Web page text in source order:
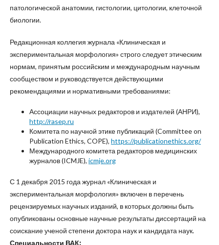
патологической анатомии, гистологии, цитологии, клеточной
биологии.
Редакционная коллегия журнала «Клиническая и
экспериментальная морфология» строго следует этическим
нормам, принятым российским и международным научным
сообществом и руководствуется действующими
рекомендациями и нормативными требованиями:
Ассоциации научных редакторов и издателей (АНРИ),
http://rasep.ru
Комитета по научной этике публикаций (Committee on
Publication Ethics, COPE), https://publicationethics.org/
Международного комитета редакторов медицинских
журналов (ICMJE), icmje.org
С 1 декабря 2015 года журнал «Клиническая и
экспериментальная морфология» включен в перечень
рецензируемых научных изданий, в которых должны быть
опубликованы основные научные результаты диссертаций на
соискание ученой степени доктора наук и кандидата наук.
Специальности ВАК: